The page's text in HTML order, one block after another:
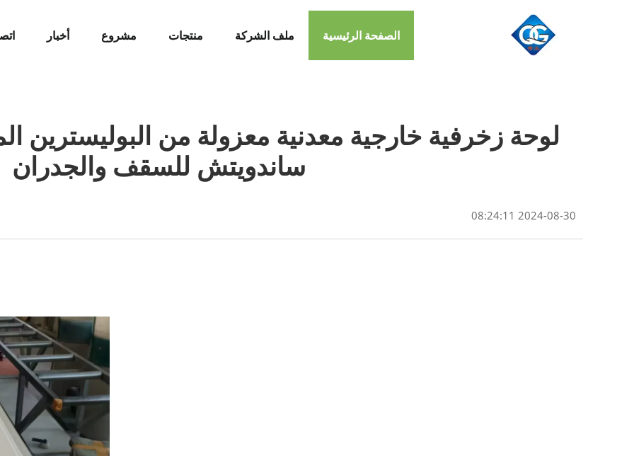
الصفحة الرئيسية ملف الشركة منتجات مشروع أخبار
لوحة زخرفية خارجية معدنية معزولة من البوليسترين
ساندويتش للسقف والجدران
2024-08-30 08:24:11